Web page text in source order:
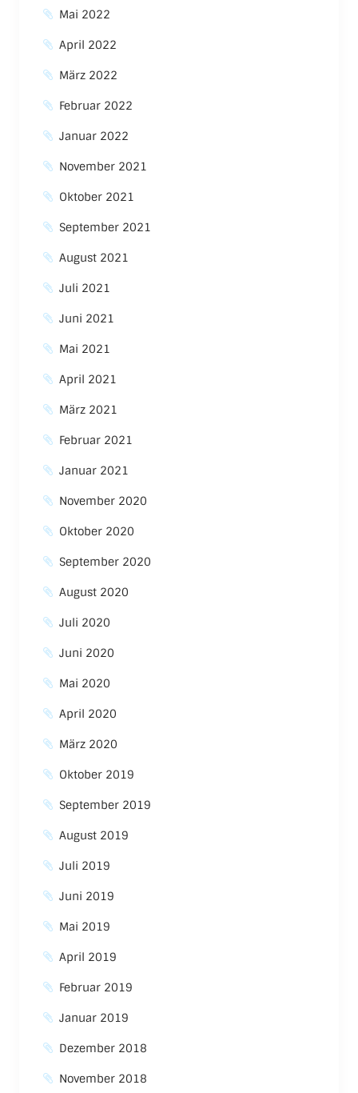
Mai 2022
April 2022
März 2022
Februar 2022
Januar 2022
November 2021
Oktober 2021
September 2021
August 2021
Juli 2021
Juni 2021
Mai 2021
April 2021
März 2021
Februar 2021
Januar 2021
November 2020
Oktober 2020
September 2020
August 2020
Juli 2020
Juni 2020
Mai 2020
April 2020
März 2020
Oktober 2019
September 2019
August 2019
Juli 2019
Juni 2019
Mai 2019
April 2019
Februar 2019
Januar 2019
Dezember 2018
November 2018